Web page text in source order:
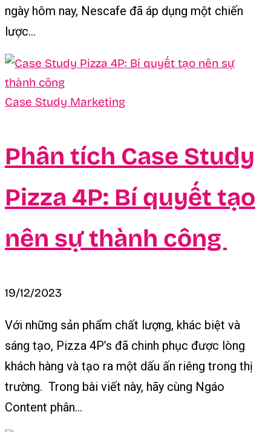
ngày hôm nay, Nescafe đã áp dụng một chiến
lược...
Case Study Marketing
Phân tích Case Study
Pizza 4P: Bí quyết tạo
nên sự thành công
19/12/2023
Với những sản phẩm chất lượng, khác biệt và
sáng tạo, Pizza 4P’s đã chinh phục được lòng
khách hàng và tạo ra một dấu ấn riêng trong thị
trường. Trong bài viết này, hãy cùng Ngáo
Content phân...